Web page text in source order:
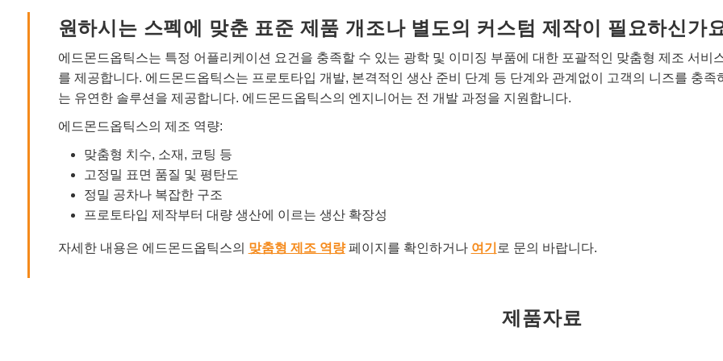
원하시는 스펙에 맞춘 표준 제품 개조나 별도의 커스텀 제작이 필요하신가
에드몬드옵틱스는 특정 어플리케이션 요건을 충족할 수 있는 광학 및 이미징 부품에 대한 포괄적인 맞춤형 제조 서비
를 제공합니다. 에드몬드옵틱스는 프로토타입 개발, 본격적인 생산 준비 단계 등 단계와 관계없이 고객의 니즈를 충족
는 유연한 솔루션을 제공합니다. 에드몬드옵틱스의 엔지니어는 전 개발 과정을 지원합니다.
에드몬드옵틱스의 제조 역량:
맞춤형 치수, 소재, 코팅 등
고정밀 표면 품질 및 평탄도
정밀 공차나 복잡한 구조
프로토타입 제작부터 대량 생산에 이르는 생산 확장성
자세한 내용은 에드몬드옵틱스의 맞춤형 제조 역량페이지를 확인하거나 여기 로 문의 바랍니다.
제품자료